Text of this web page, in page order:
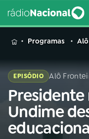
MENU
Buscar
na
Rádio
Nacional
Programas
EPISÓDIO Alô
Undime